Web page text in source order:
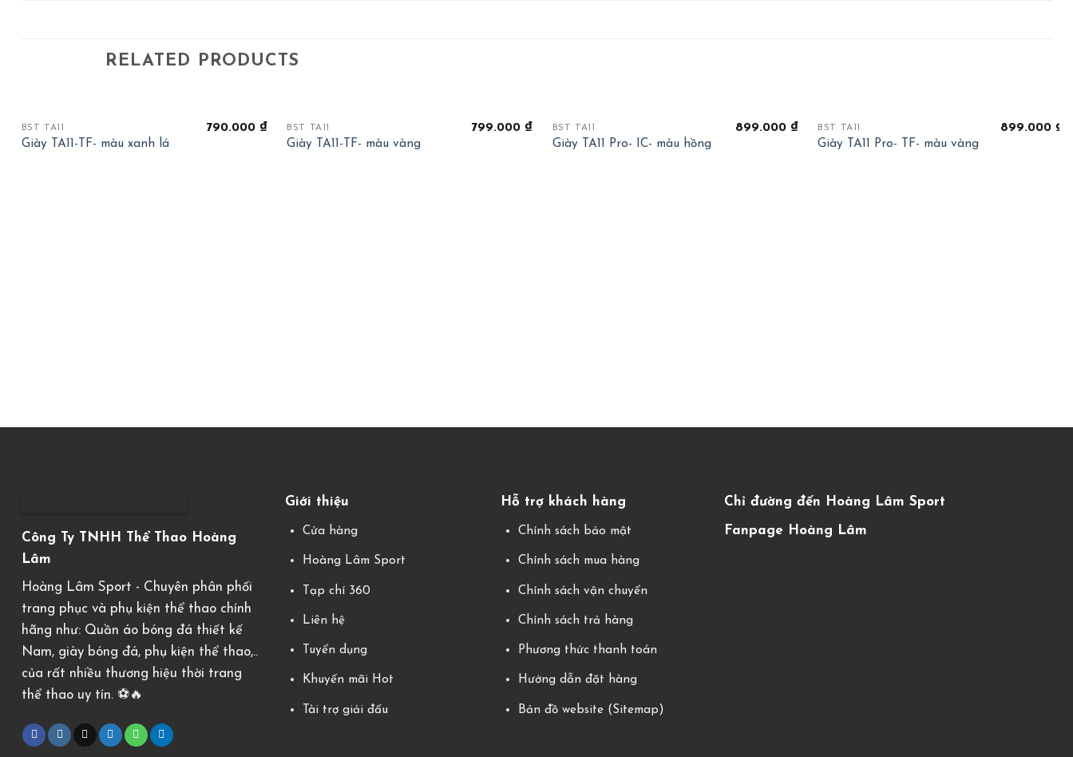
RELATED PRODUCTS
BST TA11
Giày TA11-TF- màu xanh lá
790.000 ₫ BST TA11
Giày TA11-TF- màu vàng
799.000 ₫ BST TA11
Giày TA11 Pro- IC- màu hồng
899.000 ₫ BST TA11
Giày TA11 Pro- TF- màu vàng
899.000 ₫
Công Ty TNHH Thể Thao Hoàng
Lâm
Hoàng Lâm Sport - Chuyên phân phối
trang phục và phụ kiện thể thao chính
hãng như: Quần áo bóng đá thiết kế
Nam, giày bóng đá, phụ kiện thể thao,..
của rất nhiều thương hiệu thời trang
thể thao uy tín. ⚽️🔥
Giới thiệu
Cửa hàng
Hoàng Lâm Sport
Tạp chí 360
Liên hệ
Tuyển dụng
Khuyến mãi Hot
Tài trợ giải đấu
Hỗ trợ khách hàng
Chính sách bảo mật
Chính sách mua hàng
Chính sách vận chuyển
Chính sách trả hàng
Phương thức thanh toán
Hướng dẫn đặt hàng
Bản đồ website (Sitemap)
Chỉ đường đến Hoàng Lâm Sport
Fanpage Hoàng Lâm